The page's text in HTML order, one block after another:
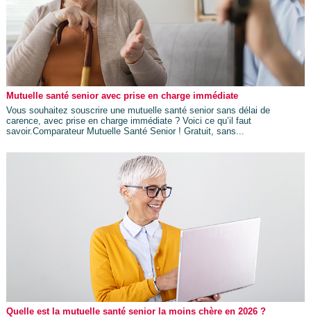
Mutuelle santé senior avec prise en charge immédiate
Vous souhaitez souscrire une mutuelle santé senior sans délai de
carence, avec prise en charge immédiate ? Voici ce qu’il faut
savoir.Comparateur Mutuelle Santé Senior ! Gratuit, sans...
Quelle est la mutuelle santé senior la moins chère en 2026 ?